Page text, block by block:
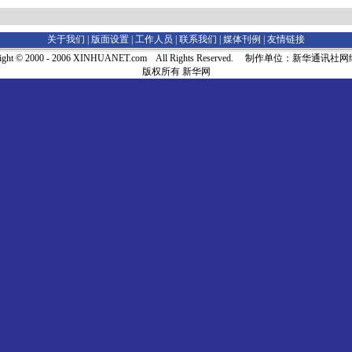
关于我们 | 版面设置 工作人员 联系我们 媒体刊例
友情链接
© 2000 - 2006 XINHUANET.com All Rights Reserved. 制作单位：新华通讯社网
版权所有 新华网